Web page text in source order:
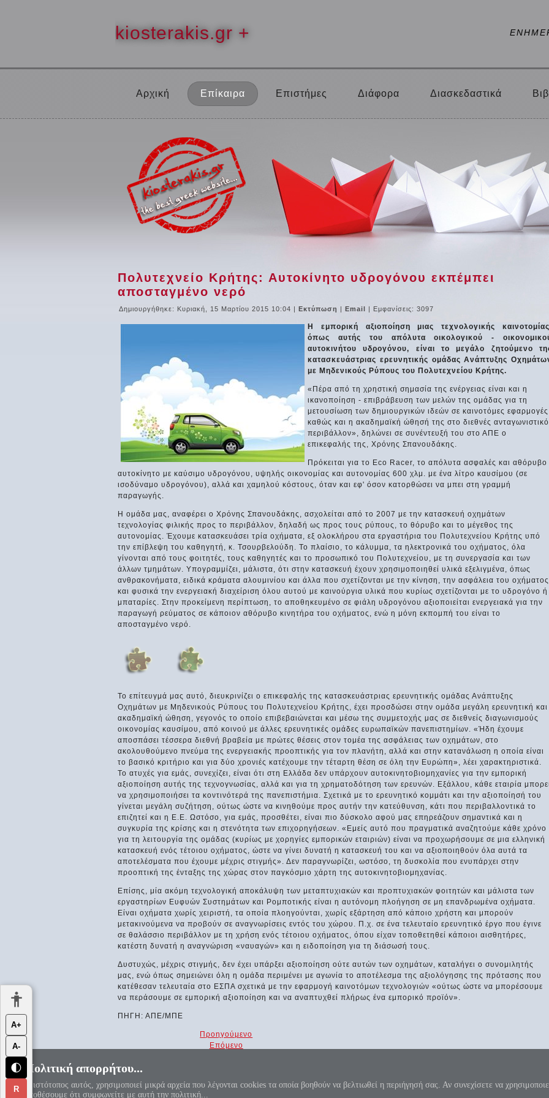
kiosterakis.gr +
Αρχική Επίκαιρα Επιστήμες Διάφορα Διασκεδαστικά
Πολυτεχνείο Κρήτης: Αυτοκίνητο υδρογόνου εκπέμπει
αποσταγμένο νερό
Δημιουργήθηκε: Κυριακή, 15 Μαρτίου 2015 10:04 | Εκτύπωση | Email | Εμφανίσεις: 3097
Η εμπορική αξιοποίηση μιας τεχνολογικής
όπως αυτής του απόλυτα οικολογικού -
αυτοκινήτου υδρογόνου, είναι το μεγάλο ζητούμενο
κατασκευάστριας ερευνητικής ομάδας Ανάπτυξης
με Μηδενικούς Ρύπους του Πολυτεχνείου Κρήτης.
«Πέρα από τη χρηστική σημασία της ενέργειας είναι και η
ικανοποίηση - επιβράβευση των μελών της ομάδας για τη
μετουσίωση των δημιουργικών ιδεών σε καινοτόμες
καθώς και η ακαδημαϊκή ώθησή της στο διεθνές ανταγωνιστικό
περιβάλλον», δηλώνει σε συνέντευξή του στο ΑΠΕ ο
επικεφαλής της, Χρόνης Σπανουδάκης.
Πρόκειται για το Eco Racer, το απόλυτα ασφαλές και αθόρυβο
αυτοκίνητο με καύσιμο υδρογόνου, υψηλής οικονομίας και αυτονομίας 600 χλμ. με ένα λίτρο καυσίμου (σε
ισοδύναμο υδρογόνου), αλλά και χαμηλού κόστους, όταν και εφ' όσον κατορθώσει να μπει στη γραμμή
παραγωγής.
Η ομάδα μας, αναφέρει ο Χρόνης Σπανουδάκης, ασχολείται από το 2007 με την κατασκευή οχημάτων
τεχνολογίας φιλικής προς το περιβάλλον, δηλαδή ως προς τους ρύπους, το θόρυβο και το μέγεθος της
αυτονομίας. Έχουμε κατασκευάσει τρία οχήματα, εξ ολοκλήρου στα εργαστήρια του Πολυτεχνείου Κρήτης υπό
την επίβλεψη του καθηγητή, κ. Τσουρβελούδη. Το πλαίσιο, το κάλυμμα, τα ηλεκτρονικά του οχήματος, όλα
γίνονται από τους φοιτητές, τους καθηγητές και το προσωπικό του Πολυτεχνείου, με τη συνεργασία και των
άλλων τμημάτων. Υπογραμμίζει, μάλιστα, ότι στην κατασκευή έχουν χρησιμοποιηθεί υλικά εξελιγμένα, όπως
ανθρακονήματα, ειδικά κράματα αλουμινίου και άλλα που σχετίζονται με την κίνηση, την ασφάλεια του οχήματος
και φυσικά την ενεργειακή διαχείριση όλου αυτού με καινούργια υλικά που κυρίως σχετίζονται με το υδρογόνο ή
μπαταρίες. Στην προκείμενη περίπτωση, το αποθηκευμένο σε φιάλη υδρογόνου αξιοποιείται ενεργειακά για την
παραγωγή ρεύματος σε κάποιον αθόρυβο κινητήρα του οχήματος, ενώ η μόνη εκπομπή του είναι το
αποσταγμένο νερό.
Το επίτευγμά μας αυτό, διευκρινίζει ο επικεφαλής της κατασκευάστριας ερευνητικής ομάδας Ανάπτυξης
Οχημάτων με Μηδενικούς Ρύπους του Πολυτεχνείου Κρήτης, έχει προσδώσει στην ομάδα μεγάλη ερευνητική και
ακαδημαϊκή ώθηση, γεγονός το οποίο επιβεβαιώνεται και μέσω της συμμετοχής μας σε διεθνείς διαγωνισμούς
οικονομίας καυσίμου, από κοινού με άλλες ερευνητικές ομάδες ευρωπαϊκών πανεπιστημίων. «Ήδη έχουμε
αποσπάσει τέσσερα διεθνή βραβεία με πρώτες θέσεις στον τομέα της ασφάλειας των οχημάτων, στο
ακολουθούμενο πνεύμα της ενεργειακής προοπτικής για τον πλανήτη, αλλά και στην κατανάλωση η οποία είναι
το βασικό κριτήριο και για δύο χρονιές κατέχουμε την τέταρτη θέση σε όλη την Ευρώπη», λέει χαρακτηριστικά.
Το ατυχές για εμάς, συνεχίζει, είναι ότι στη Ελλάδα δεν υπάρχουν αυτοκινητοβιομηχανίες για την εμπορική
αξιοποίηση αυτής της τεχνογνωσίας, αλλά και για τη χρηματοδότηση των ερευνών. Εξάλλου, κάθε εταιρία
να χρησιμοποιήσει τα κοντινότερά της πανεπιστήμια. Σχετικά με το ερευνητικό κομμάτι και την αξιοποίησή του
γίνεται μεγάλη συζήτηση, ούτως ώστε να κινηθούμε προς αυτήν την κατεύθυνση, κάτι που περιβαλλοντικά το
επιζητεί και η Ε.Ε. Ωστόσο, για εμάς, προσθέτει, είναι πιο δύσκολο αφού μας επηρεάζουν σημαντικά και η
συγκυρία της κρίσης και η στενότητα των επιχορηγήσεων. «Εμείς αυτό που πραγματικά αναζητούμε κάθε χρόνο
για τη λειτουργία της ομάδας (κυρίως με χορηγίες εμπορικών εταιριών) είναι να προχωρήσουμε σε μια ελληνική
κατασκευή ενός τέτοιου οχήματος, ώστε να γίνει δυνατή η κατασκευή του και να αξιοποιηθούν όλα αυτά τα
αποτελέσματα που έχουμε μέχρις στιγμής». Δεν παραγνωρίζει, ωστόσο, τη δυσκολία που ενυπάρχει στην
προοπτική της ένταξης της χώρας στον παγκόσμιο χάρτη της αυτοκινητοβιομηχανίας.
Επίσης, μία ακόμη τεχνολογική αποκάλυψη των μεταπτυχιακών και προπτυχιακών φοιτητών και μάλιστα των
εργαστηρίων Ευφυών Συστημάτων και Ρομποτικής είναι η αυτόνομη πλοήγηση σε μη επανδρωμένα οχήματα.
Είναι οχήματα χωρίς χειριστή, τα οποία πλοηγούνται, χωρίς εξάρτηση από κάποιο χρήστη και μπορούν
μετακινούμενα να προβούν σε αναγνωρίσεις εντός του χώρου. Π.χ. σε ένα τελευταίο ερευνητικό έργο που έγινε
σε θαλάσσιο περιβάλλον με τη χρήση ενός τέτοιου οχήματος, όπου είχαν τοποθετηθεί κάποιοι αισθητήρες,
κατέστη δυνατή η αναγνώριση «ναυαγών» και η ειδοποίηση για τη διάσωσή τους.
Δυστυχώς, μέχρις στιγμής, δεν έχει υπάρξει αξιοποίηση ούτε αυτών των οχημάτων, καταλήγει ο συνομιλητής
μας, ενώ όπως σημειώνει όλη η ομάδα περιμένει με αγωνία το αποτέλεσμα της αξιολόγησης της πρότασης που
κατέθεσαν τελευταία στο ΕΣΠΑ σχετικά με την εφαρμογή καινοτόμων τεχνολογιών «ούτως ώστε να μπορέσουμε
να περάσουμε σε εμπορική αξιοποίηση και να αναπτυχθεί πλήρως ένα εμπορικό προϊόν».
ΠΗΓΗ: ΑΠΕ/ΜΠΕ
Προηγούμενο
Επόμενο
π=3.1415926535897932384626...
Πολιτική απορρήτου
Πολιτική απορρήτου...
Ο ιστότοπος αυτός, χρησιμοποιεί μικρά αρχεία που λέγονται cookies τα οποία βοηθούν να βελτιωθεί η περιήγησή σας. Αν συνεχίσετε να
υποθέσουμε ότι συμφωνείτε με αυτή την πολιτική...
Α+
Α-
🌓
R